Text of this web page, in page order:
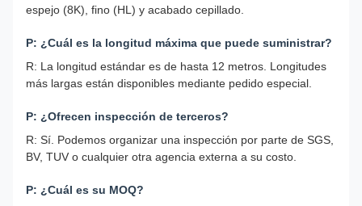
espejo (8K), fino (HL) y acabado cepillado.
P: ¿Cuál es la longitud máxima que puede suministrar?
R: La longitud estándar es de hasta 12 metros. Longitudes
más largas están disponibles mediante pedido especial.
P: ¿Ofrecen inspección de terceros?
R: Sí. Podemos organizar una inspección por parte de SGS,
BV, TUV o cualquier otra agencia externa a su costo.
P: ¿Cuál es su MOQ?